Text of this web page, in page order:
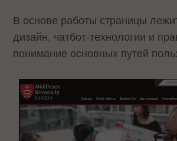
В основе работы страницы
дизайн, чатбот-технологии и
понимание основных путей